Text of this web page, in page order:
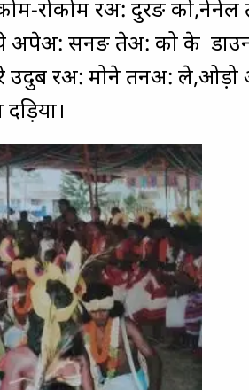
रोकोम रअ: दुरङ को,नेनेल
अपेअ: सनङ तेअ: को के
रे उदुब रअ: मोने तनअ: